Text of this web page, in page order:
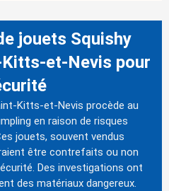
jouets Squishy
et-Nevis pour
Kitts-et-Nevis procède au
en raison de risques
jouets, souvent vendus
être contrefaits ou non
Des investigations ont
des matériaux dangereux.